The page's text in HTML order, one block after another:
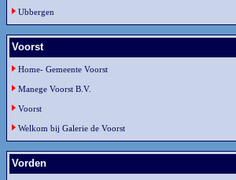
Ubbergen
Voorst
Home- Gemeente Voorst
Manege Voorst B.V.
Voorst
Welkom bij Galerie de Voorst
Vorden